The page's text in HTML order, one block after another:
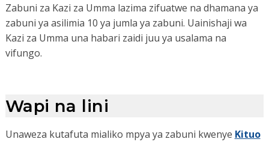
Zabuni za Kazi za Umma lazima zifuatwe na dhamana ya
zabuni ya asilimia 10 ya jumla ya zabuni. Uainishaji wa
Kazi za Umma una habari zaidi juu ya usalama na
vifungo.
Wapi na lini
Unaweza kutafuta mialiko mpya ya zabuni kwenye Kituo